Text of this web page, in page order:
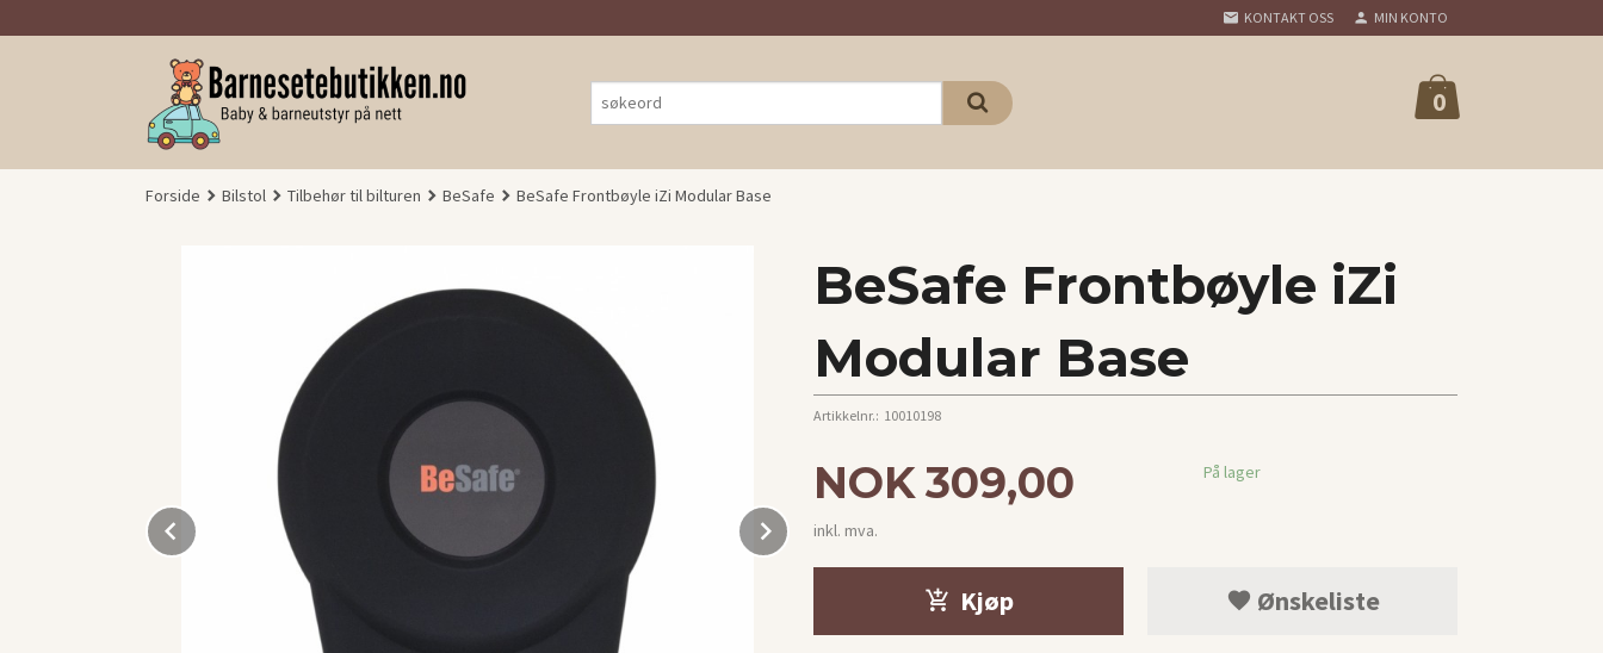
til
KONTAKT OSS MIN KONTO
0
Forside Bilstol Tilbehør til bilturen BeSafe BeSafe Frontbøyle iZi Modular Base
Next
BeSafe Frontbøyle iZi
Modular Base
Artikkelnr.: 10010198
Pris
NOK309,00
inkl. mva.
På lager
Kjøp Ønskeliste